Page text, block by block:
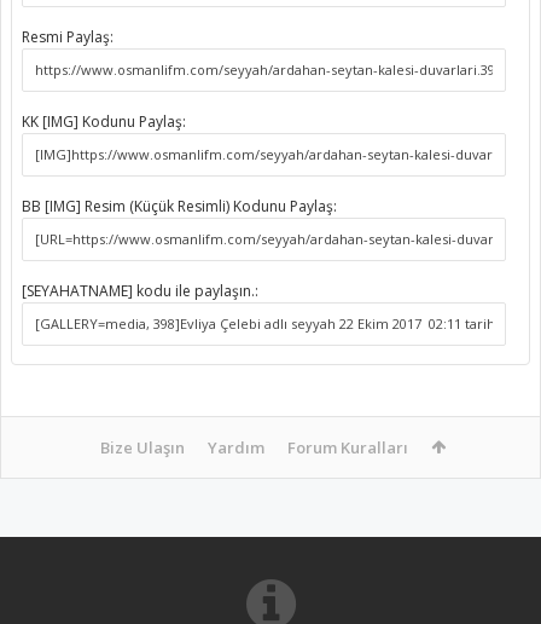
Resmi Paylaş:
KK [IMG] Kodunu Paylaş:
BB [IMG] Resim (Küçük Resimli) Kodunu Paylaş:
[SEYAHATNAME] kodu ile paylaşın.:
Bize Ulaşın Yardım Forum Kuralları